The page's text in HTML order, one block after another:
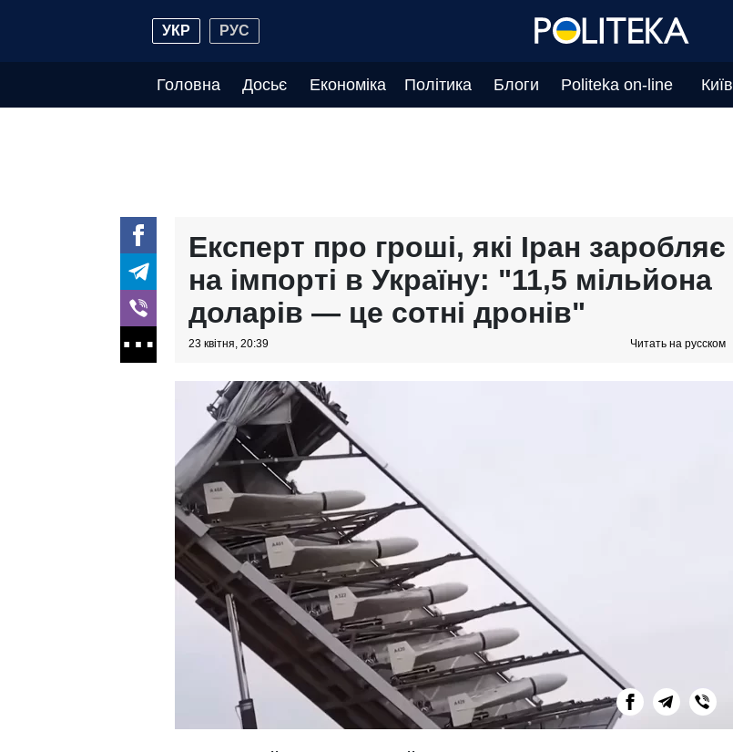
УКР РУС
Головна Досьє Економіка Політика Блоги Politeka on-line Київ
Експерт про гроші, які Іран заробляє
на імпорті в Україну: "11,5 мільйона
доларів — це сотні дронів"
23 квітня, 20:39 Читать на русском